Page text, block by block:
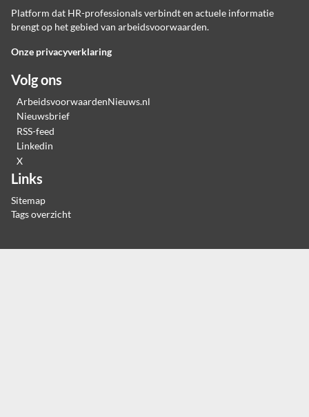
Platform dat HR-professionals verbindt en actuele informatie
brengt op het gebied van arbeidsvoorwaarden.
Onze privacyverklaring
Volg ons
ArbeidsvoorwaardenNieuws.nl
Nieuwsbrief
RSS-feed
Linkedin
X
Links
Sitemap
Tags overzicht